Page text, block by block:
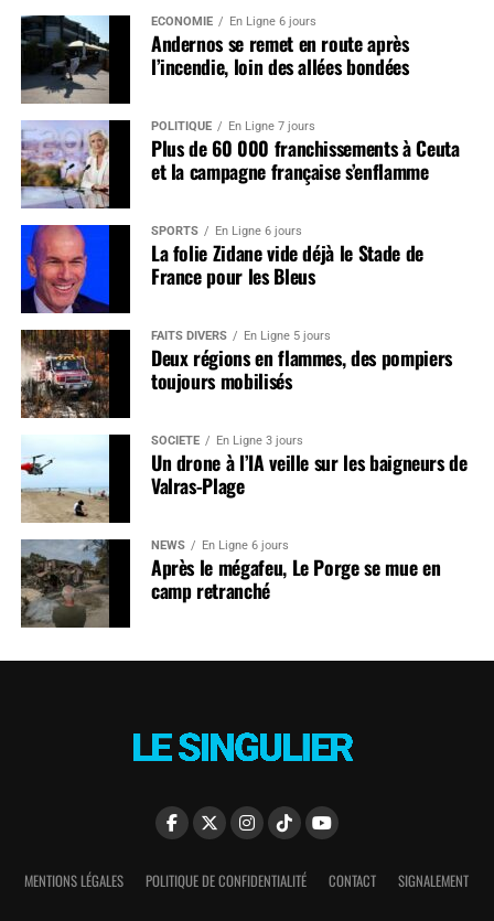
ÉCONOMIE En Ligne 6 jours
Andernos se remet en route après
l’incendie, loin des allées bondées
POLITIQUE En Ligne 7 jours
Plus de 60 000 franchissements à Ceuta
et la campagne française s’enflamme
SPORTS En Ligne 6 jours
La folie Zidane vide déjà le Stade de
France pour les Bleus
FAITS DIVERS En Ligne 5 jours
Deux régions en flammes, des pompiers
toujours mobilisés
SOCIÉTÉ En Ligne 3 jours
Un drone à l’IA veille sur les baigneurs de
Valras-Plage
NEWS En Ligne 6 jours
Après le mégafeu, Le Porge se mue en
camp retranché
MENTIONS LÉGALES POLITIQUE DE CONFIDENTIALITÉ CONTACT SIGNALEMENT